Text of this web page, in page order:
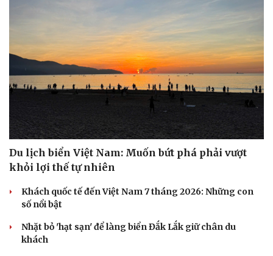
Văn hóa
Sân khấu - Điện ảnh
Văn học
Âm nhạc
Di sản
Giải trí
Nghệ sĩ
Thời trang
Du lịch biển Việt Nam: Muốn bứt phá phải vượt
khỏi lợi thế tự nhiên
Khách quốc tế đến Việt Nam 7 tháng 2026: Những con
số nổi bật
Nhặt bỏ 'hạt sạn' để làng biển Đắk Lắk giữ chân du
khách